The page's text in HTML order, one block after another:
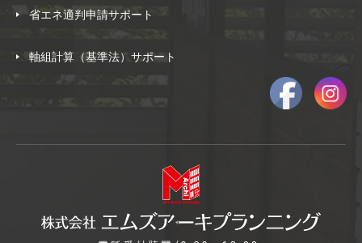
省エネ適判申請サポート
軸組計算（基準法）サポート